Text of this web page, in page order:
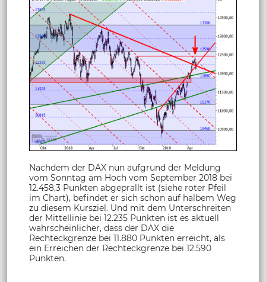
Nachdem der DAX nun aufgrund der Meldung
vom Sonntag am Hoch vom September 2018 bei
12.458,3 Punkten abgeprallt ist (siehe roter Pfeil
im Chart), befindet er sich schon auf halbem Weg
zu diesem Kursziel. Und mit dem Unterschreiten
der Mittellinie bei 12.235 Punkten ist es aktuell
wahrscheinlicher, dass der DAX die
Rechteckgrenze bei 11.880 Punkten erreicht, als
ein Erreichen der Rechteckgrenze bei 12.590
Punkten.